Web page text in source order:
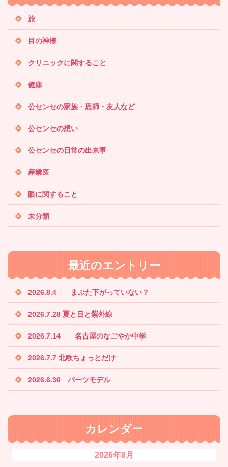
索
旅
目の神様
クリニックに関すること
健康
公センセの家族・恩師・友人など
公センセの想い
公センセの日常の出来事
産業医
眼に関すること
未分類
最近のエントリー
2026.8.4 まぶた下がっていない？
2026.7.28 夏と目と紫外線
2026.7.14 名古屋のなごやか中学
2026.7.7 北欧ちょっとだけ
2026.6.30 パーツモデル
カレンダー
2026年8月